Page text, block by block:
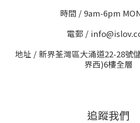
時間 / 9am-6pm
電郵 /
地址 / 新界荃灣區大涌道22-28號
界西)6樓全層
追蹤我們